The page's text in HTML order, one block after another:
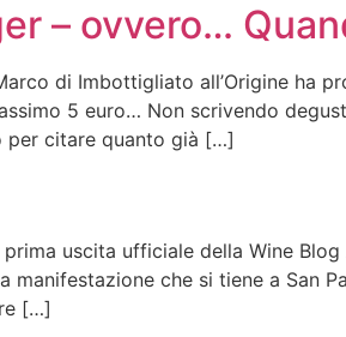
– ovvero…
di Imbottigliato all’Origine ha
5 euro… Non scrivendo
citare quanto già […]
uscita ufficiale della Wine
manifestazione che si tiene a San
[…]